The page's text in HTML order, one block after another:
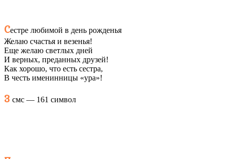
Сестре любимой в день рожденья
Желаю счастья и везенья!
Еще желаю светлых дней
И верных, преданных друзей!
Как хорошо, что есть сестра,
В честь именинницы «ура»!
3 смс — 161 символ